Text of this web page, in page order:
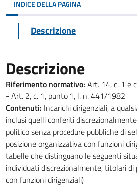
INDICE DELLA PAGINA
Descrizione
Descrizione
Riferimento normativo: Art. 14, c. 1 e
- Art. 2, c. 1, punto 1, l. n. 441/1982
Contenuti: Incarichi dirigenziali, a
inclusi quelli conferiti
politico senza procedure pubbliche di
posizione organizzativa con funzioni
tabelle che distinguano le seguenti
individuati discrezionalmente, titolari di
con funzioni dirigenziali)